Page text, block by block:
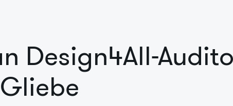
Design4All-